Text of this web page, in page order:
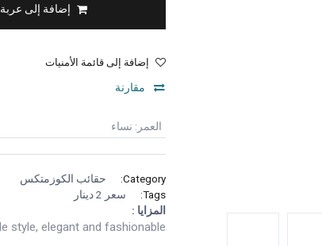
إضافة إلى
إضافة إلى قائمة الأمنيات
مقارنة
العمر : نساء
Category:
حقائب الكوزمتكس
Tags:
سعر 2 دينار
المزايا :
style, elegant and fashionable.